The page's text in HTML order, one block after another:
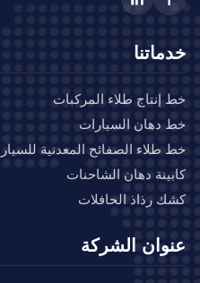
طلاء المركبات
دهان السيارات
الصفائح المعدنية للسيارات
دهان الشاحنات
رذاذ الحافلات
الشركة